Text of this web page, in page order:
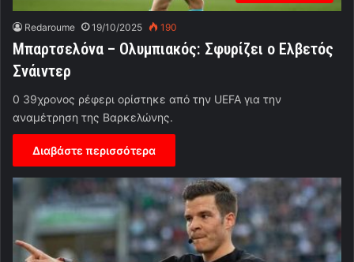
Redaroume 19/10/2025 190
Μπαρτσελόνα – Ολυμπιακός: Σφυρίζει ο Ελβετός
Σνάιντερ
0 39χρονος ρέφερι ορίστηκε από την UEFA για την
αναμέτρηση της Βαρκελώνης.
Διαβάστε περισσότερα